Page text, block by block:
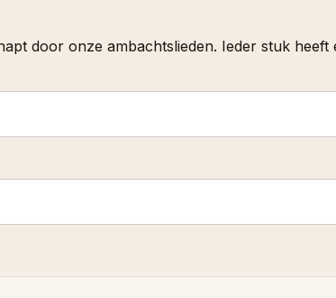
door onze ambachtslieden. Ieder stuk